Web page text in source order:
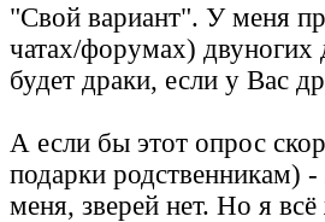
"Свой вариант". У меня
чатах/форумах)
будет драки, если у Вас
А если бы этот опрос
подарки родственникам)
меня, зверей нет. Но я